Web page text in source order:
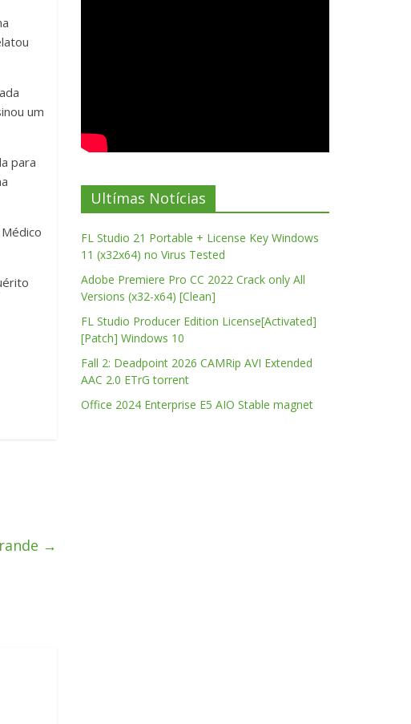
um
para
→
Ultímas Notícias
FL Studio 21 Portable + License Key Windows
11 (x32x64) no Virus Tested
Adobe Premiere Pro CC 2022 Crack only All
Versions (x32-x64) [Clean]
FL Studio Producer Edition License[Activated]
[Patch] Windows 10
Fall 2: Deadpoint 2026 CAMRip AVI Extended
AAC 2.0 ETrG torrent
Office 2024 Enterprise E5 AIO Stable magnet